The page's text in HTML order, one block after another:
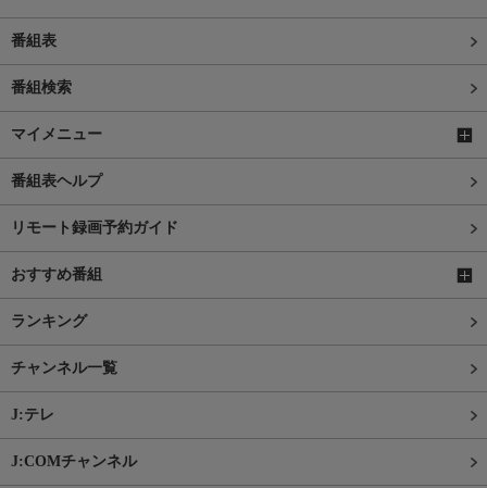
番組表
番組検索
マイメニュー
番組表ヘルプ
リモート録画予約ガイド
おすすめ番組
ランキング
チャンネル一覧
J:テレ
J:COMチャンネル